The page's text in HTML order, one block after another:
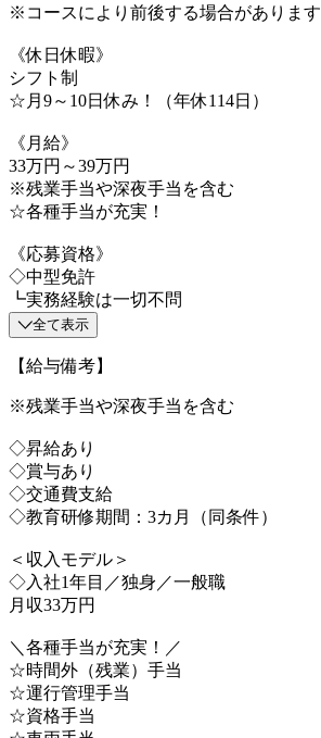
※コースにより前後する場合があります
《休日休暇》
シフト制
☆月9～10日休み！（年休114日）
《月給》
33万円～39万円
※残業手当や深夜手当を含む
☆各種手当が充実！
《応募資格》
◇中型免許
┗実務経験は一切不問
全て表示
【給与備考】
※残業手当や深夜手当を含む
◇昇給あり
◇賞与あり
◇交通費支給
◇教育研修期間：3カ月（同条件）
＜収入モデル＞
◇入社1年目／独身／一般職
月収33万円
＼各種手当が充実！／
☆時間外（残業）手当
☆運行管理手当
☆資格手当